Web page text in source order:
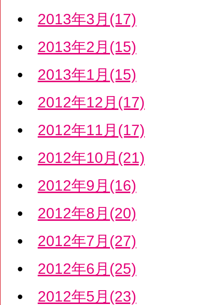
2013年3月(17)
2013年2月(15)
2013年1月(15)
2012年12月(17)
2012年11月(17)
2012年10月(21)
2012年9月(16)
2012年8月(20)
2012年7月(27)
2012年6月(25)
2012年5月(23)